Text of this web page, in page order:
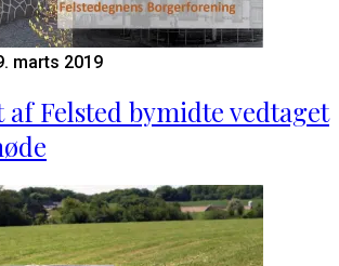
marts 2019
Felsted bymidte vedtaget